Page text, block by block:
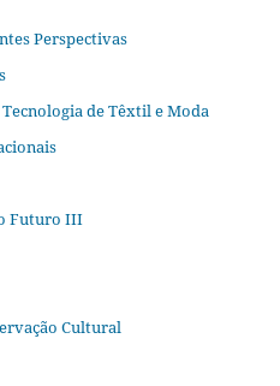
Perspectivas
Tecnologia de Têxtil e Moda
Futuro III
Cultural